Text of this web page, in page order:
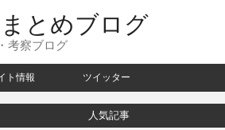
とめブログ
考察ブログ
ト情報 ツイッター
人気記事